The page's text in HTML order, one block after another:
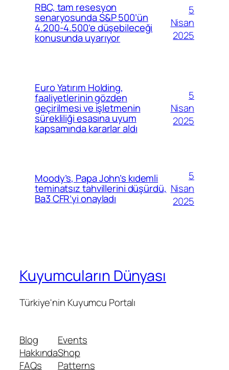
RBC, tam resesyon
senaryosunda S&P 500’ün
4.200-4.500’e düşebileceği
konusunda uyarıyor
5
Nisan
2025
Euro Yatırım Holding,
faaliyetlerinin gözden
geçirilmesi ve işletmenin
sürekliliği esasına uyum
kapsamında kararlar aldı
5
Nisan
2025
Moody’s, Papa John’s kıdemli
teminatsız tahvillerini düşürdü,
Ba3 CFR’yi onayladı
5
Nisan
2025
Kuyumcuların Dünyası
Türkiye'nin Kuyumcu Portalı
Blog
Hakkında
FAQs
Events
Shop
Patterns